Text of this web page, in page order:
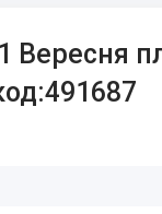
Вересня